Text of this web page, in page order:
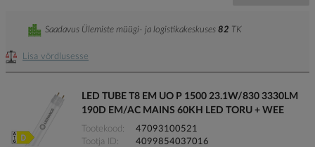
Lisa võrdlusesse
Saadavus Ülemiste müügi- ja logistikakeskuses 82 TK
LED TUBE T8 EM UO P 1500 23.1W/830 3330LM
190D EM/AC MAINS 60KH LED TORU + WEE
Tootekood
47093100521
Tootja ID
4099854037016